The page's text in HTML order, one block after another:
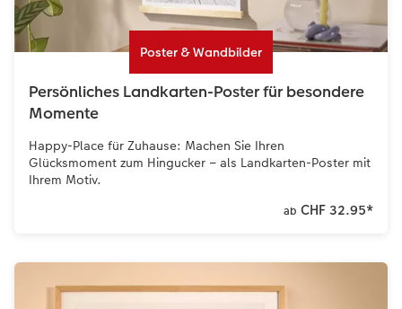
Poster & Wandbilder
Persönliches Landkarten-Poster für besondere
Momente
Happy-Place für Zuhause: Machen Sie Ihren
Glücksmoment zum Hingucker – als Landkarten-Poster mit
Ihrem Motiv.
ab CHF 32.95*